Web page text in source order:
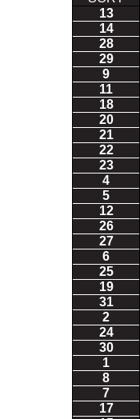
13
14
28
29
9
11
18
20
21
22
23
4
5
12
26
27
6
25
19
31
2
24
30
1
8
7
17